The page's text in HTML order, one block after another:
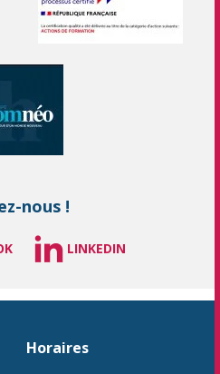
nous !
LINKEDIN
Horaires